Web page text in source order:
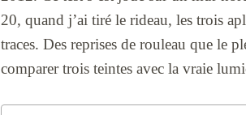
20, quand j’ai tiré le rideau, les trois
traces. Des reprises de rouleau que le
comparer trois teintes avec la vraie